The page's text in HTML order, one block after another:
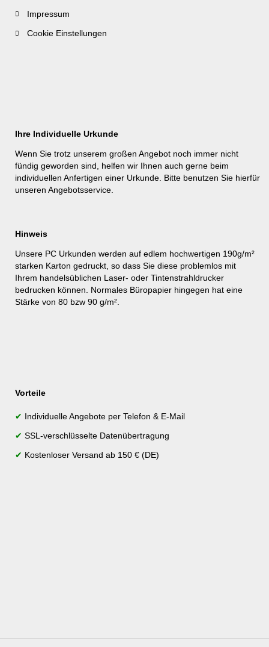
Impressum
Cookie Einstellungen
Ihre Individuelle Urkunde
Wenn Sie trotz unserem großen Angebot noch immer nicht
fündig geworden sind, helfen wir Ihnen auch gerne beim
individuellen Anfertigen einer Urkunde. Bitte benutzen Sie hierfür
unseren Angebotsservice
Hinweis
Unsere PC Urkunden werden auf edlem hochwertigen 190g/m²
starken Karton gedruckt, so dass Sie diese problemlos mit
Ihrem handelsüblichen Laser- oder Tintenstrahldrucker
bedrucken können. Normales Büropapier hingegen hat eine
Stärke von 80 bzw 90 g/m².
Vorteile
✔ Individuelle Angebote per Telefon & E-Mail
✔ SSL-verschlüsselte Datenübertragung
✔ Kostenloser Versand ab 150 € (DE)